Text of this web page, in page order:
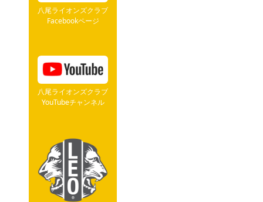
八尾ライオンズクラブ
Facebookページ
八尾ライオンズクラブ
YouTubeチャンネル